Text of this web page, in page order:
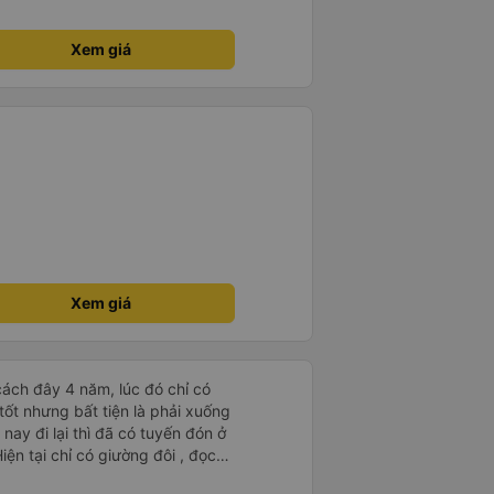
Xem giá
Xem giá
đây 4 năm, lúc đó chỉ có
nhưng bất tiện là phải xuống
đi lại thì đã có tuyến đón ở
tại chỉ có giường đôi , đọc
độ